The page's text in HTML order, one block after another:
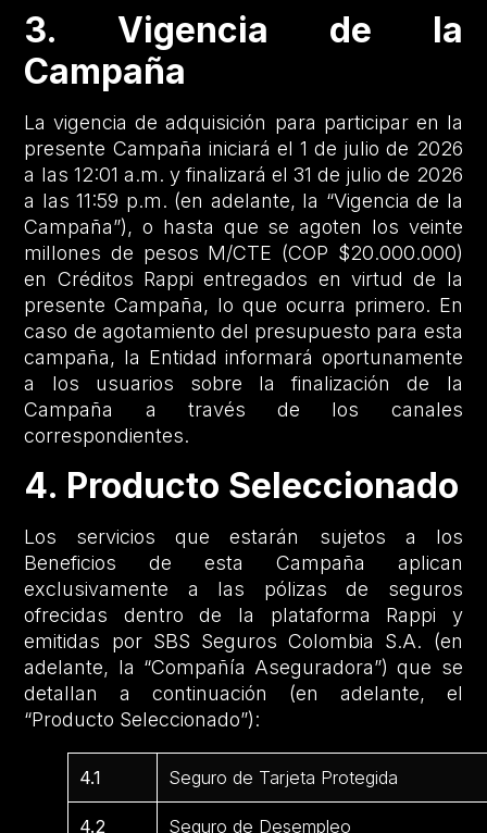
3. Vigencia de la
Campaña
La vigencia de adquisición para participar en la
presente Campaña iniciará el 1 de julio de 2026
a las 12:01 a.m. y finalizará el 31 de julio de 2026
a las 11:59 p.m. (en adelante, la “Vigencia de la
Campaña”), o hasta que se agoten los veinte
millones de pesos M/CTE (COP $20.000.000)
en Créditos Rappi entregados en virtud de la
presente Campaña, lo que ocurra primero. En
caso de agotamiento del presupuesto para esta
campaña, la Entidad informará oportunamente
a los usuarios sobre la finalización de la
Campaña a través de los canales
correspondientes.
4. Producto Seleccionado
Los servicios que estarán sujetos a los
Beneficios de esta Campaña aplican
exclusivamente a las pólizas de seguros
ofrecidas dentro de la plataforma Rappi y
emitidas por SBS Seguros Colombia S.A. (en
adelante, la “Compañía Aseguradora”) que se
detallan a continuación (en adelante, el
“Producto Seleccionado”):
4.1 Seguro de Tarjeta Protegida
4.2 Seguro de Desempleo